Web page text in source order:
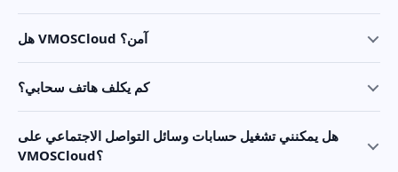
هل VMOSCloud آمن؟
كم يكلف هاتف سحابي؟
هل يمكنني تشغيل حسابات وسائل التواصل الاجتماعي على
VMOSCloud؟